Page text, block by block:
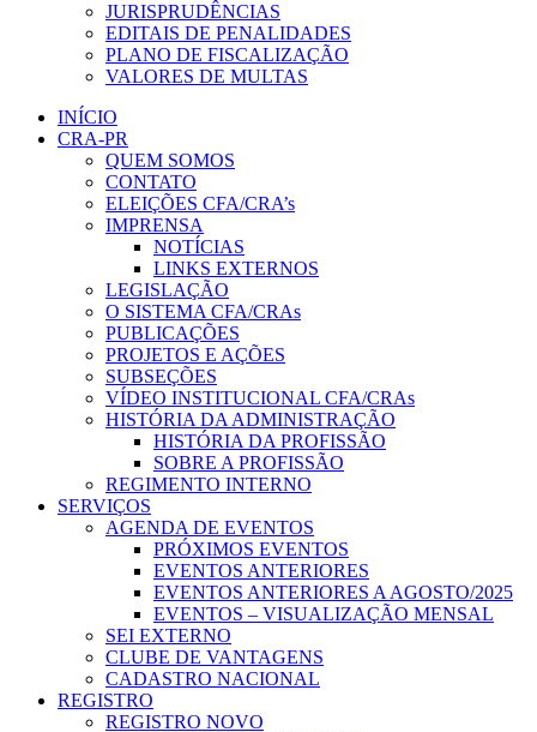
JURISPRUDÊNCIAS
EDITAIS DE PENALIDADES
PLANO DE FISCALIZAÇÃO
VALORES DE MULTAS
INÍCIO
CRA-PR
QUEM SOMOS
CONTATO
ELEIÇÕES CFA/CRA’s
IMPRENSA
NOTÍCIAS
LINKS EXTERNOS
LEGISLAÇÃO
O SISTEMA CFA/CRAs
PUBLICAÇÕES
PROJETOS E AÇÕES
SUBSEÇÕES
VÍDEO INSTITUCIONAL CFA/CRAs
HISTÓRIA DA ADMINISTRAÇÃO
HISTÓRIA DA PROFISSÃO
SOBRE A PROFISSÃO
REGIMENTO INTERNO
SERVIÇOS
AGENDA DE EVENTOS
PRÓXIMOS EVENTOS
EVENTOS ANTERIORES
EVENTOS ANTERIORES A AGOSTO/2025
EVENTOS – VISUALIZAÇÃO MENSAL
SEI EXTERNO
CLUBE DE VANTAGENS
CADASTRO NACIONAL
REGISTRO
REGISTRO NOVO